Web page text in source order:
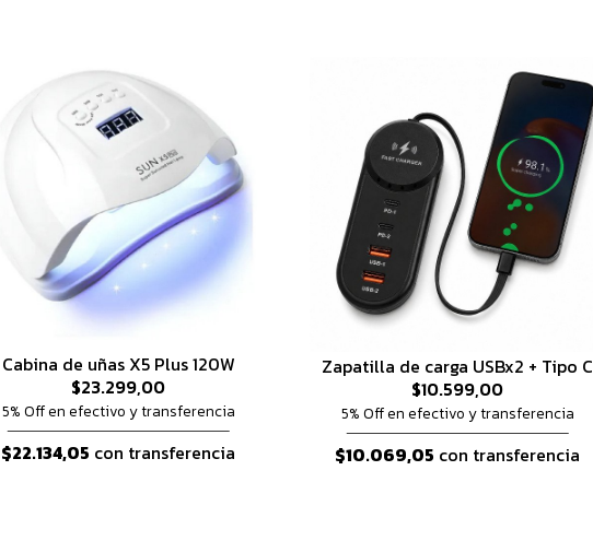
Cabina de uñas X5 Plus 120W
$23.299,00
5% Off en efectivo y transferencia
$22.134,05 con transferencia
Zapatilla de carga USBx2 + Tipo C
$10.599,00
5% Off en efectivo y transferencia
$10.069,05 con transferencia